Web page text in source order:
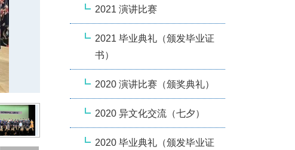
2021 演讲比赛
2021 毕业典礼（颁发毕业证
书）
2020 演讲比赛（颁奖典礼）
2020 异文化交流（七夕）
2020 毕业典礼（颁发毕业证